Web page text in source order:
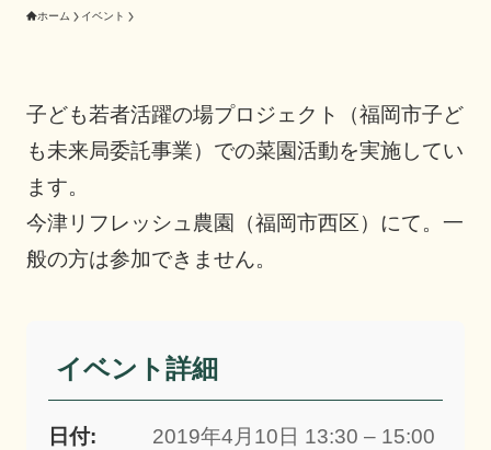
ホーム イベント
子ども若者活躍の場プロジェクト（福岡市子ど
も未来局委託事業）での菜園活動を実施してい
ます。
今津リフレッシュ農園（福岡市西区）にて。一
般の方は参加できません。
イベント詳細
日付: 2019年4月10日 13:30 – 15:00